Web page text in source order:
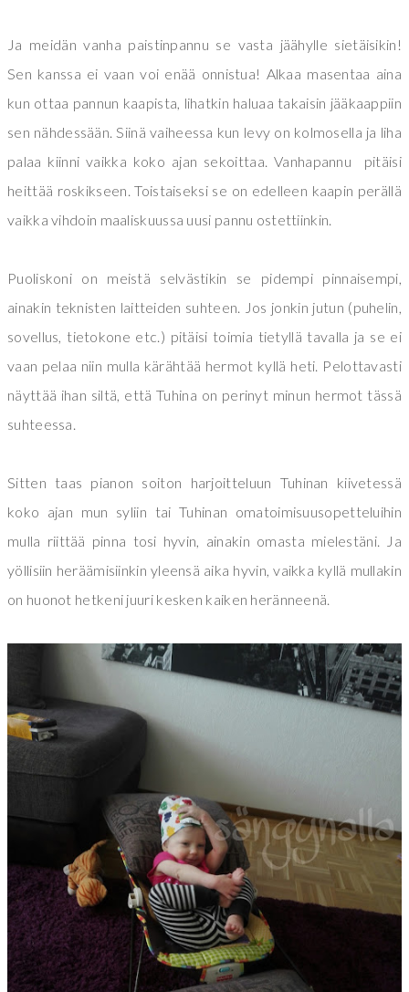
Ja meidän vanha paistinpannu se vasta jäähylle sietäisikin!
Sen kanssa ei vaan voi enää onnistua! Alkaa masentaa aina
kun ottaa pannun kaapista, lihatkin haluaa takaisin jääkaappiin
sen nähdessään. Siinä vaiheessa kun levy on kolmosella ja liha
palaa kiinni vaikka koko ajan sekoittaa. Vanhapannu pitäisi
heittää roskikseen. Toistaiseksi se on edelleen kaapin perällä
vaikka vihdoin maaliskuussa uusi pannu ostettiinkin.
Puoliskoni on meistä selvästikin se pidempi pinnaisempi,
ainakin teknisten laitteiden suhteen. Jos jonkin jutun (puhelin,
sovellus, tietokone etc.) pitäisi toimia tietyllä tavalla ja se ei
vaan pelaa niin mulla kärähtää hermot kyllä heti. Pelottavasti
näyttää ihan siltä, että Tuhina on perinyt minun hermot tässä
suhteessa.
Sitten taas pianon soiton harjoitteluun Tuhinan kiivetessä
koko ajan mun syliin tai Tuhinan omatoimisuusopetteluihin
mulla riittää pinna tosi hyvin, ainakin omasta mielestäni. Ja
yöllisiin heräämisiinkin yleensä aika hyvin, vaikka kyllä mullakin
on huonot hetkeni juuri kesken kaiken heränneenä.